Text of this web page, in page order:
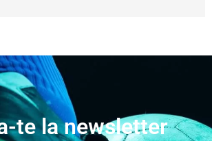
te la newsletter